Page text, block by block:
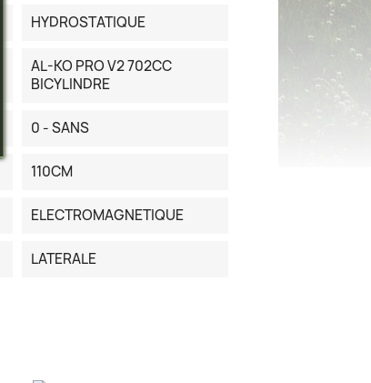
HYDROSTATIQUE
AL-KO PRO V2 702CC
BICYLINDRE
0 - SANS
110CM
ELECTROMAGNETIQUE
LATERALE